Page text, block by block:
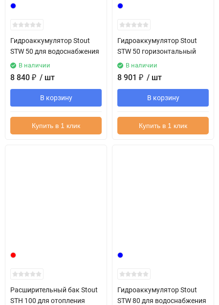
Гидроаккумулятор Stout
STW 50 для водоснабжения
В наличии
8 840 ₽ / шт
В корзину
Купить в 1 клик
Гидроаккумулятор Stout
STW 50 горизонтальный
В наличии
8 901 ₽ / шт
В корзину
Купить в 1 клик
Расширительный бак Stout
STH 100 для отопления
Гидроаккумулятор Stout
STW 80 для водоснабжения